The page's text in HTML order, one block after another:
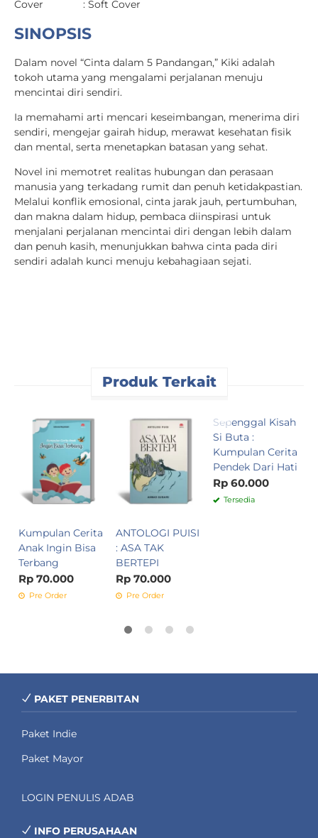
Cover : Soft Cover
SINOPSIS
Dalam novel “Cinta dalam 5 Pandangan,” Kiki adalah
tokoh utama yang mengalami perjalanan menuju
mencintai diri sendiri.
Ia memahami arti mencari keseimbangan, menerima diri
sendiri, mengejar gairah hidup, merawat kesehatan fisik
dan mental, serta menetapkan batasan yang sehat.
Novel ini memotret realitas hubungan dan perasaan
manusia yang terkadang rumit dan penuh ketidakpastian.
Melalui konflik emosional, cinta jarak jauh, pertumbuhan,
dan makna dalam hidup, pembaca diinspirasi untuk
menjalani perjalanan mencintai diri dengan lebih dalam
dan penuh kasih, menunjukkan bahwa cinta pada diri
sendiri adalah kunci menuju kebahagiaan sejati.
Produk Terkait
Kumpulan Cerita
Anak Ingin Bisa
Terbang
Rp 70.000
Pre Order
ANTOLOGI PUISI
: ASA TAK
BERTEPI
Rp 70.000
Pre Order
Sepenggal Kisah
Si Buta :
Kumpulan Cerita
Pendek Dari Hati
Rp 60.000
Tersedia
PAKET PENERBITAN
Paket Indie
Paket Mayor
LOGIN PENULIS ADAB
INFO PERUSAHAAN